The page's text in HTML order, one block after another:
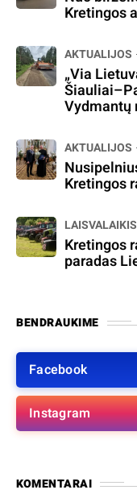
Kretingos
AKTUALIJOS
„Via
Vydmantų
AKTUALIJOS
Kretingos
LAISVALAIKIS
Kretingos
paradas
BENDRAUKIME
Facebook
Instagram
KOMENTARAI